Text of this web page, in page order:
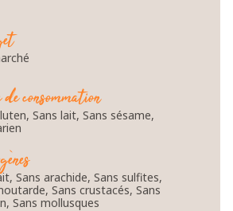
consommation
Sans lait, Sans sésame,
Sans arachide, Sans sulfites,
Sans crustacés, Sans
Sans mollusques